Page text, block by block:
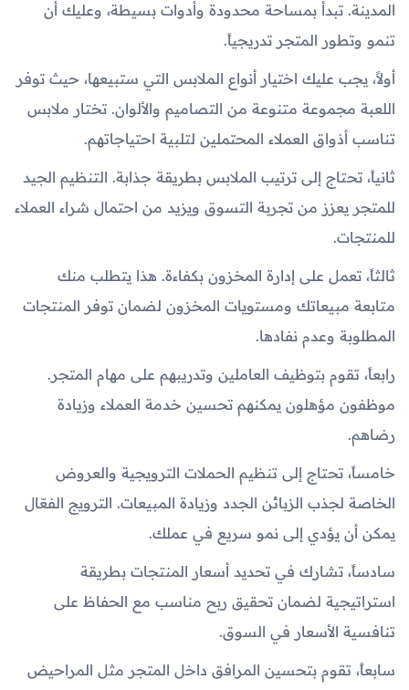
المدينة. تبدأ بمساحة محدودة وأدوات بسيطة، وعليك أن
تنمو وتطور المتجر تدريجياً.
أولاً، يجب عليك اختيار أنواع الملابس التي ستبيعها، حيث توفر
اللعبة مجموعة متنوعة من التصاميم والألوان. تختار ملابس
تناسب أذواق العملاء المحتملين لتلبية احتياجاتهم.
ثانياً، تحتاج إلى ترتيب الملابس بطريقة جذابة. التنظيم الجيد
للمتجر يعزز من تجربة التسوق ويزيد من احتمال شراء العملاء
للمنتجات.
ثالثاً، تعمل على إدارة المخزون بكفاءة. هذا يتطلب منك
متابعة مبيعاتك ومستويات المخزون لضمان توفر المنتجات
المطلوبة وعدم نفادها.
رابعاً، تقوم بتوظيف العاملين وتدريبهم على مهام المتجر.
موظفون مؤهلون يمكنهم تحسين خدمة العملاء وزيادة
رضاهم.
خامساً، تحتاج إلى تنظيم الحملات الترويجية والعروض
الخاصة لجذب الزبائن الجدد وزيادة المبيعات. الترويج الفعّال
يمكن أن يؤدي إلى نمو سريع في عملك.
سادساً، تشارك في تحديد أسعار المنتجات بطريقة
استراتيجية لضمان تحقيق ربح مناسب مع الحفاظ على
تنافسية الأسعار في السوق.
سابعاً، تقوم بتحسين المرافق داخل المتجر مثل المراحيض